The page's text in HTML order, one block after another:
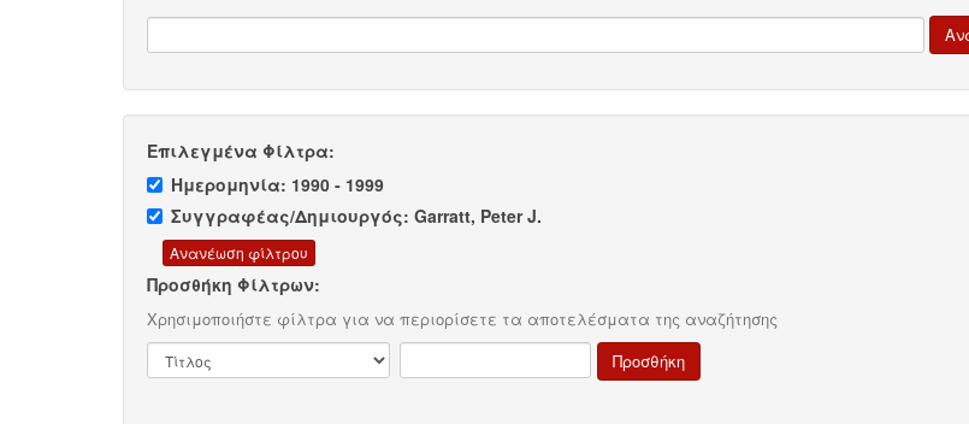
Επιλεγμένα Φίλτρα:
Ημερομηνία: 1990 - 1999
Συγγραφέας/Δημιουργός: Garratt, Peter J.
Προσθήκη Φίλτρων:
Χρησιμοποιήστε φίλτρα για να περιορίσετε τα αποτελέσματα της αναζήτησης